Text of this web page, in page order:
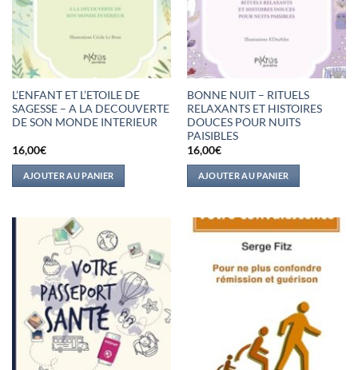
L’ENFANT ET L’ETOILE DE
SAGESSE – A LA DECOUVERTE
DE SON MONDE INTERIEUR
16,00€
AJOUTER AU PANIER
BONNE NUIT – RITUELS
RELAXANTS ET HISTOIRES
DOUCES POUR NUITS
PAISIBLES
16,00€
AJOUTER AU PANIER